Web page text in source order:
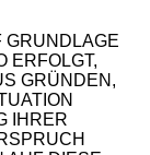
GRUNDLAGE
ERFOLGT,
GRÜNDEN,
IHRER